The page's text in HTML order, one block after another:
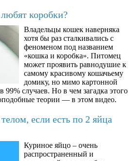
коробки?
Владельцы кошек наверняка
хотя бы раз сталкивались с
феноменом под названием
«кошка и коробка». Питомец
может проявить равнодушие к
самому красивому кошачьему
домику, но мимо картонной
99% случаев. Но в чем загадка этого
теории — в этом видео.
если есть по 2 яйца
Куриное яйцо – очень
распространенный и